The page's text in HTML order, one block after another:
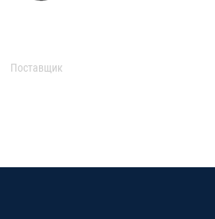
Поставщик